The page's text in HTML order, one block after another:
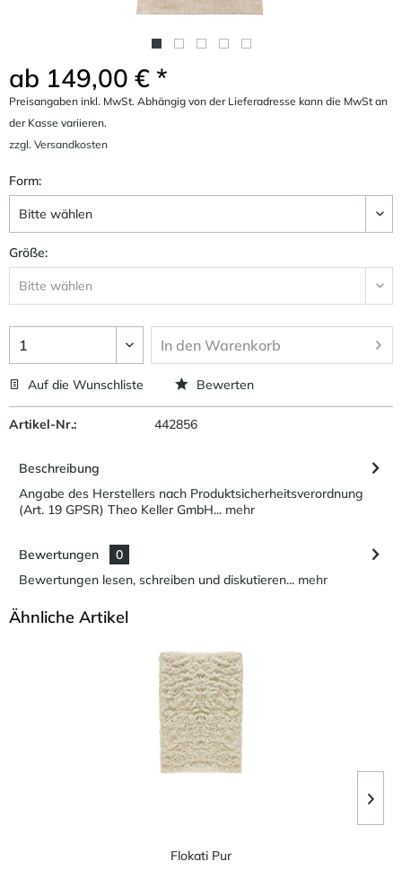
ab 149,00 € *
Preisangaben inkl. MwSt. Abhängig von der Lieferadresse kann die MwSt an
der Kasse variieren.
zzgl. Versandkosten
Form:
Größe:
In den Warenkorb
Auf die Wunschliste Bewerten
Artikel-Nr.: 442856
Beschreibung
Angabe des Herstellers nach Produktsicherheitsverordnung
(Art. 19 GPSR) Theo Keller GmbH... mehr
Bewertungen
0
Bewertungen lesen, schreiben und diskutieren... mehr
Ähnliche Artikel
Flokati Pur